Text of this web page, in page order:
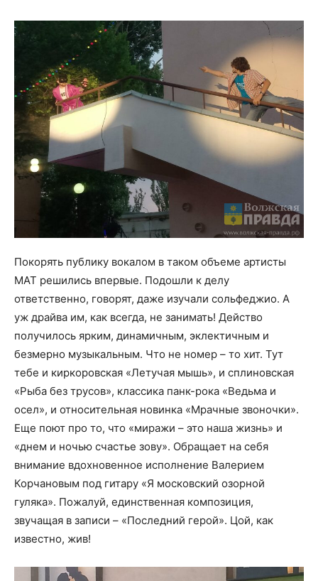
Покорять публику вокалом в таком объеме артисты
МАТ решились впервые. Подошли к делу
ответственно, говорят, даже изучали сольфеджио. А
уж драйва им, как всегда, не занимать! Действо
получилось ярким, динамичным, эклектичным и
безмерно музыкальным. Что не номер – то хит. Тут
тебе и киркоровская «Летучая мышь», и сплиновская
«Рыба без трусов», классика панк-рока «Ведьма и
осел», и относительная новинка «Мрачные звоночки».
Еще поют про то, что «миражи – это наша жизнь» и
«днем и ночью счастье зову». Обращает на себя
внимание вдохновенное исполнение Валерием
Корчановым под гитару «Я московский озорной
гуляка». Пожалуй, единственная композиция,
звучащая в записи – «Последний герой». Цой, как
известно, жив!